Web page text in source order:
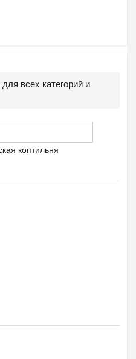
всех категорий и
коптильня